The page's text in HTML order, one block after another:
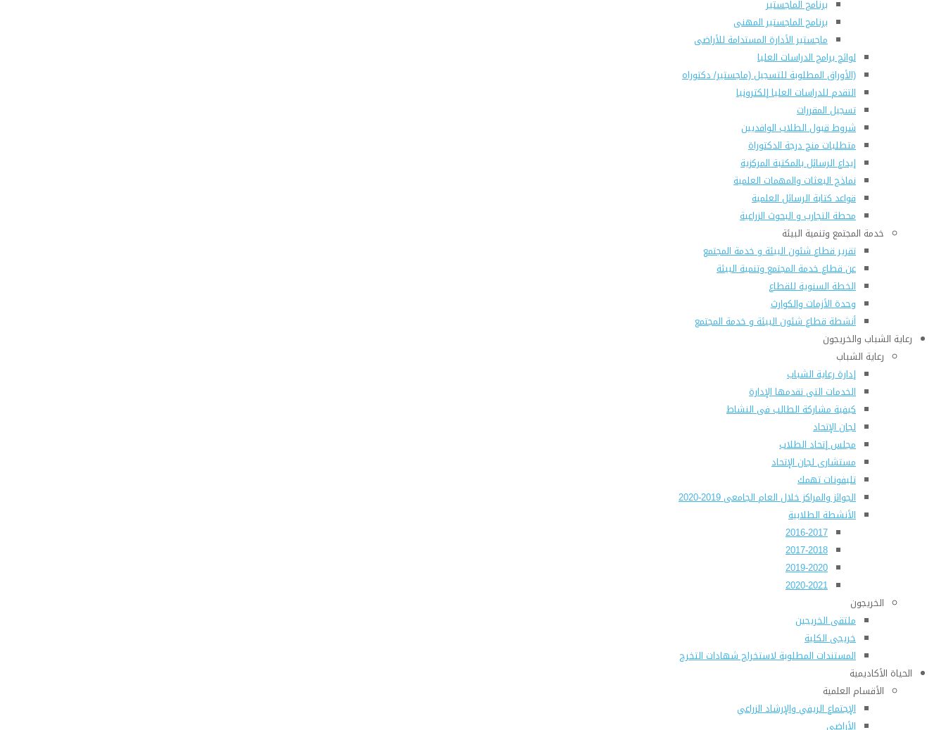
برنامج الماجستير
برنامج الماجستير المهنى
ماجستير الأدارة المستدامة للأراضى
لوائح برامج الدراسات العليا
(الأوراق المطلوبة للتسجيل (ماجستير/ دكتوراه
التقدم للدراسات العليا إلكترونيا
تسجيل المقررات
شروط قبول الطلاب الوافديين
متطلبات منح درجة الدكتوراة
إيداع الرسائل بالمكتبة المركزية
نماذج البعثات والمهمات العلمية
قواعد كتابة الرسائل العلمية
محطة التجارب و البحوث الزراعية
خدمة المجتمع وتنمية البيئة
تقرير قطاع شئون البيئة و خدمة المجتمع
عن قطاع خدمة المجتمع وتنمية البيئة
الخطة السنوية للقطاع
وحدة الأزمات والكوارث
أنشطة قطاع شئون البيئة و خدمة المجتمع
رعاية الشباب والخريجون
رعاية الشباب
إدارة رعاية الشباب
الخدمات التى تقدمها الإدارة
كيفية مشاركة الطالب فى النشاط
لجان الإتحاد
مجلس إتحاد الطلاب
مستشارى لجان الإتحاد
تليفونات تهمك
الجوائز والمراكز خلال العام الجامعى 2019-2020
الأنشطة الطلابية
2016-2017
2017-2018
2019-2020
2020-2021
الخريجون
ملتقى الخريجين
خريجى الكلية
المستندات المطلوبة لاستخراج شهادات التخرج
الحياة الأكاديمية
الأقسام العلمية
الإجتماع الريفي والإرشاد الزراعي
الأراضى